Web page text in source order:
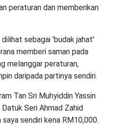
peraturan dan memberikan
dilihat sebagai 'budak jahat'
memberi saman pada
melanggar peraturan,
daripada partinya sendiri.
Tan Sri Muhyiddin Yassin
Seri Ahmad Zahid
saya sendiri kena RM10,000.